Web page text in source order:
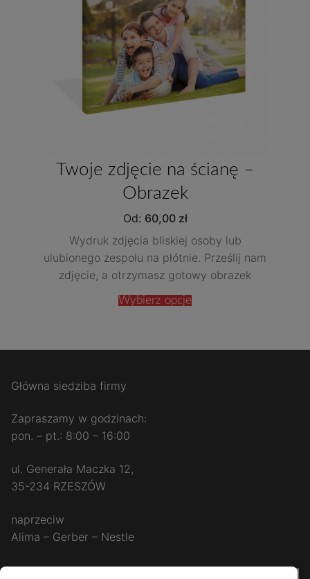
Twoje zdjęcie na ścianę –
Obrazek
Od: 60,00 zł
Wydruk zdjęcia bliskiej osoby lub
ulubionego zespołu na płótnie. Prześlij nam
zdjęcie, a otrzymasz gotowy obrazek
Wybierz opcje
Główna siedziba firmy
Zapraszamy w godzinach:
pon. – pt.: 8:00 – 16:00
ul. Generała Maczka 12,
35-234 RZESZÓW
naprzeciw
Alima – Gerber – Nestle